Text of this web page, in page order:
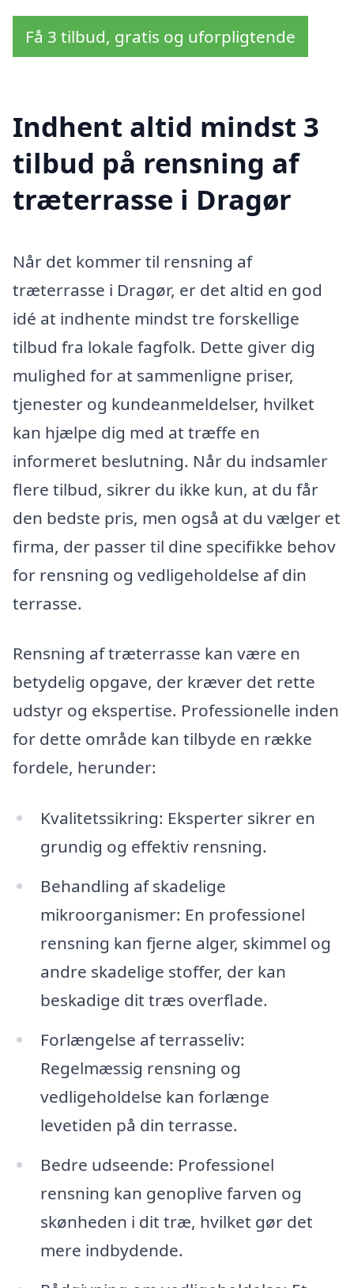
Få 3 tilbud, gratis og uforpligtende
Indhent altid mindst 3
tilbud på rensning af
træterrasse i Dragør
Når det kommer til rensning af
træterrasse i Dragør, er det altid en god
idé at indhente mindst tre forskellige
tilbud fra lokale fagfolk. Dette giver dig
mulighed for at sammenligne priser,
tjenester og kundeanmeldelser, hvilket
kan hjælpe dig med at træffe en
informeret beslutning. Når du indsamler
flere tilbud, sikrer du ikke kun, at du får
den bedste pris, men også at du vælger et
firma, der passer til dine specifikke behov
for rensning og vedligeholdelse af din
terrasse.
Rensning af træterrasse kan være en
betydelig opgave, der kræver det rette
udstyr og ekspertise. Professionelle inden
for dette område kan tilbyde en række
fordele, herunder:
Kvalitetssikring: Eksperter sikrer en
grundig og effektiv rensning.
Behandling af skadelige
mikroorganismer: En professionel
rensning kan fjerne alger, skimmel og
andre skadelige stoffer, der kan
beskadige dit træs overflade.
Forlængelse af terrasseliv:
Regelmæssig rensning og
vedligeholdelse kan forlænge
levetiden på din terrasse.
Bedre udseende: Professionel
rensning kan genoplive farven og
skønheden i dit træ, hvilket gør det
mere indbydende.